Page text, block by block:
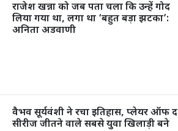
राजेश खन्ना को जब पता चला कि उन्हें गोद
लिया गया था, लगा था ‘बहुत बड़ा झटका’:
अनिता अडवाणी
वैभव सूर्यवंशी ने रचा इतिहास, प्लेयर ऑफ द
सीरीज जीतने वाले सबसे युवा खिलाड़ी बने